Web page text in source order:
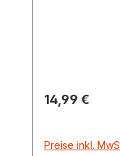
Regulärer
14,99 €
Preise inkl.